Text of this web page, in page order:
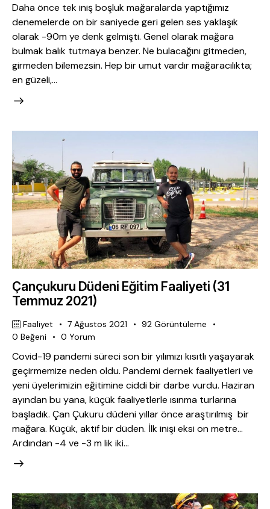
Daha önce tek iniş boşluk mağaralarda yaptığımız
denemelerde on bir saniyede geri gelen ses yaklaşık
olarak -90m ye denk gelmişti. Genel olarak mağara
bulmak balık tutmaya benzer. Ne bulacağını gitmeden,
girmeden bilemezsin. Hep bir umut vardır mağaracılıkta;
en güzeli,…
Çançukuru Düdeni Eğitim Faaliyeti (31
Temmuz 2021)
Faaliyet 7 Ağustos 2021 92 Görüntüleme
0 Beğeni 0 Yorum
Covid-19 pandemi süreci son bir yılımızı kısıtlı yaşayarak
geçirmemize neden oldu. Pandemi dernek faaliyetleri ve
yeni üyelerimizin eğitimine ciddi bir darbe vurdu. Haziran
ayından bu yana, küçük faaliyetlerle ısınma turlarına
başladık. Çan Çukuru düdeni yıllar önce araştırılmış bir
mağara. Küçük, aktif bir düden. İlk inişi eksi on metre…
Ardından -4 ve -3 m lik iki…